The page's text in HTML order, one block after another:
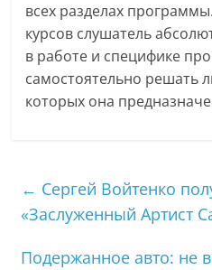
всех разделах
курсов слушатель
в работе и специфике
самостоятельно решать
которых она
← Сергей Войтенко
«Заслуженный Артист
Подержанное авто: не